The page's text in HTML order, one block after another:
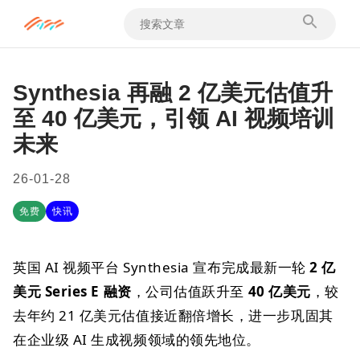
Synthesia 再融 2 亿美元估值升
至 40 亿美元，引领 AI 视频培训
未来
26-01-28
免费 快讯
英国 AI 视频平台 Synthesia 宣布完成最新一轮2 亿
美元 Series E 融资 ，公司估值跃升至 40 亿美元 ，较
去年约 21 亿美元估值接近翻倍增长，进一步巩固其
在企业级 AI 生成视频领域的领先地位。